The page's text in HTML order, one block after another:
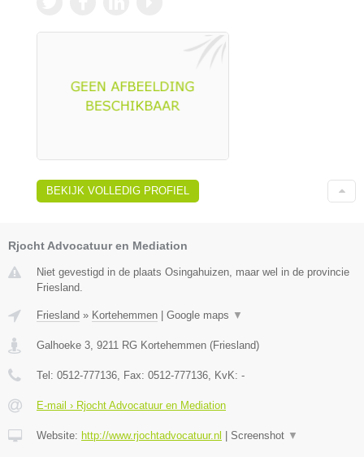
BEKIJK VOLLEDIG PROFIEL
Rjocht Advocatuur en Mediation
Niet gevestigd in de plaats Osingahuizen, maar wel in de provincie
Friesland.
Friesland » Kortehemmen Google maps ▼
Galhoeke 3, 9211 RG Kortehemmen (Friesland)
Tel: 0512-777136, Fax: 0512-777136, KvK: -
E-mail › Rjocht Advocatuur en Mediation
Website: http://www.rjochtadvocatuur.nl Screenshot ▼